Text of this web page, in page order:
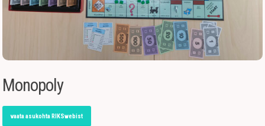
Monopoly
vaata asukohta RIKSwebist